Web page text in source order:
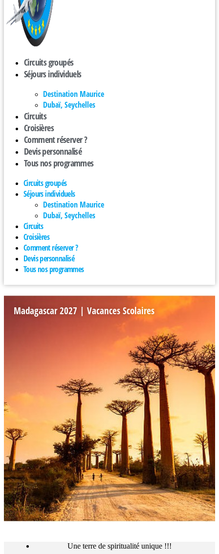
Circuits groupés
Séjours individuels
Destination Maurice
Dubaï, Seychelles
Circuits
Croisières
Comment réserver ?
Devis personnalisé
Tous nos programmes
Circuits groupés
Séjours individuels
Destination Maurice
Dubaï, Seychelles
Circuits
Croisières
Comment réserver ?
Devis personnalisé
Tous nos programmes
Madagascar 2027 | Vacances Scolaires
Une terre de spiritualité unique !!!